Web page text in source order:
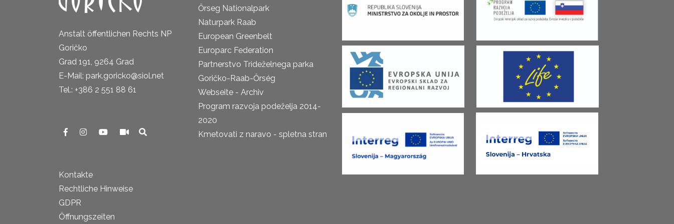
Anstalt öffentlichen Rechts NP
Goričko
Grad 191, 9264 Grad
E-Mail: park.goricko@siol.net
Tel.: +386 2 551 88 61
Kontakte
Rechtliche Hinweise
GDPR
Öffnungszeiten
Őrseg Nationalpark
Naturpark Raab
European Greenbelt
Europarc Federation
Partnerstvo Trideželnega parka
Goričko-Raab-Őrség
Webseite - Archiv
Program razvoja podeželja 2014-
2020
Kmetovati z naravo - spletna stran